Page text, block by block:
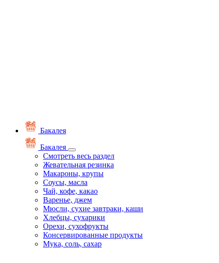
Бакалея
Бакалея
Смотреть весь раздел
Жевательная резинка
Макароны, крупы
Соусы, масла
Чай, кофе, какао
Варенье, джем
Мюсли, сухие завтраки, каши
Хлебцы, сухарики
Орехи, сухофрукты
Консервированные продукты
Мука, соль, сахар